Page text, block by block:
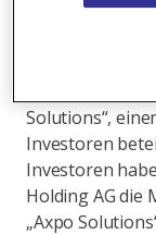
kann Axpo
neuen
Solutions“,
Investoren
Investoren
Holding AG die
„Axpo